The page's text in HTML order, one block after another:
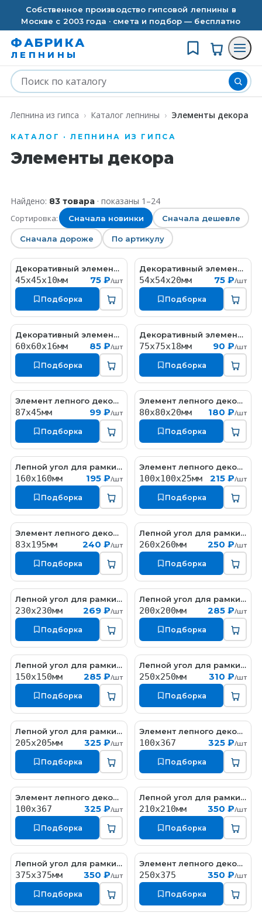
Собственное производство гипсовой лепнины в
Москве с 2003 года · смета и подбор — бесплатно
ФАБРИКА
ЛЕПНИНЫ
Лепнина из гипса › Каталог лепнины › Элементы декора
КАТАЛОГ · ЛЕПНИНА ИЗ ГИПСА
Элементы декора
Найдено: 83 товара · показаны 1 –24
Сортировка: Сначала новинки Сначала дешевле
Сначала дороже По артикулу
ED169Декоративный элемент цветы
45х45х10мм 75 ₽/шт
Подборка
ED170Декоративный элемент цветы
54х54х20мм 75 ₽/шт
Подборка
ED169-1Декоративный элемент цветы
60х60х16мм 85 ₽/шт
Подборка
ED172Декоративный элемент цветы
75х75х18мм 90 ₽/шт
Подборка
ED039Элемент лепного декора
87x45мм 99 ₽/шт
Подборка
ED035Элемент лепного декора
80x80x20мм 180 ₽/шт
Подборка
ED173Лепной угол для рамки из гипса
160x160мм 195 ₽/шт
Подборка
ED035-1Элемент лепного декора
100x100x25мм 215 ₽/шт
Подборка
ED036Элемент лепного декора
83x195мм 240 ₽/шт
Подборка
ED112Лепной угол для рамки из гипса
260х260мм 250 ₽/шт
Подборка
ED166Лепной угол для рамки из гипса
230х230мм 269 ₽/шт
Подборка
ED148Лепной угол для рамки из гипса
200х200мм 285 ₽/шт
Подборка
ED032Лепной угол для рамки из гипса
150х150мм 285 ₽/шт
Подборка
ED149Лепной угол для рамки из гипса
250х250мм 310 ₽/шт
Подборка
ED066Лепной угол для рамки из гипса
205х205мм 325 ₽/шт
Подборка
ED127Элемент лепного декора
100x367 325 ₽/шт
Подборка
ED127-1Элемент лепного декора
100x367 325 ₽/шт
Подборка
ED143-1Лепной угол для рамки из гипса
210х210мм 350 ₽/шт
Подборка
ED045Лепной угол для рамки из гипса
375х375мм 350 ₽/шт
Подборка
ED021Элемент лепного декора
250x375 350 ₽/шт
Подборка